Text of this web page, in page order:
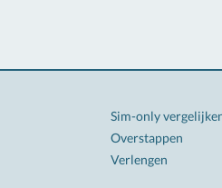
Sim-only
Overstappen
Verlengen